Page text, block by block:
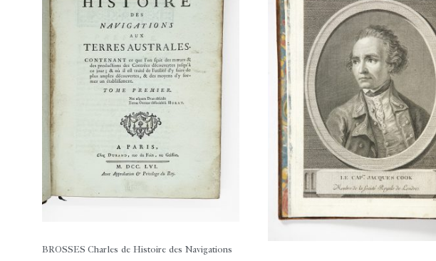
BROSSES Charles de Histoire des Navigations